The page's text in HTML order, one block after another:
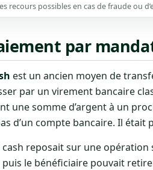
recours possibles en cas de fraude ou
par
est un ancien moyen de
par un virement bancaire
une somme d’argent à un
d’un compte bancaire. Il
reposait sur une
le bénéficiaire pouvait